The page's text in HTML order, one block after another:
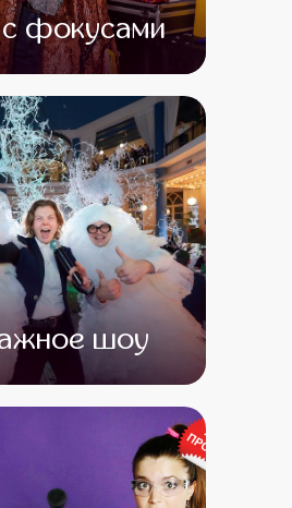
фокусами
от 0 от 0
шоу
от 0 от 0